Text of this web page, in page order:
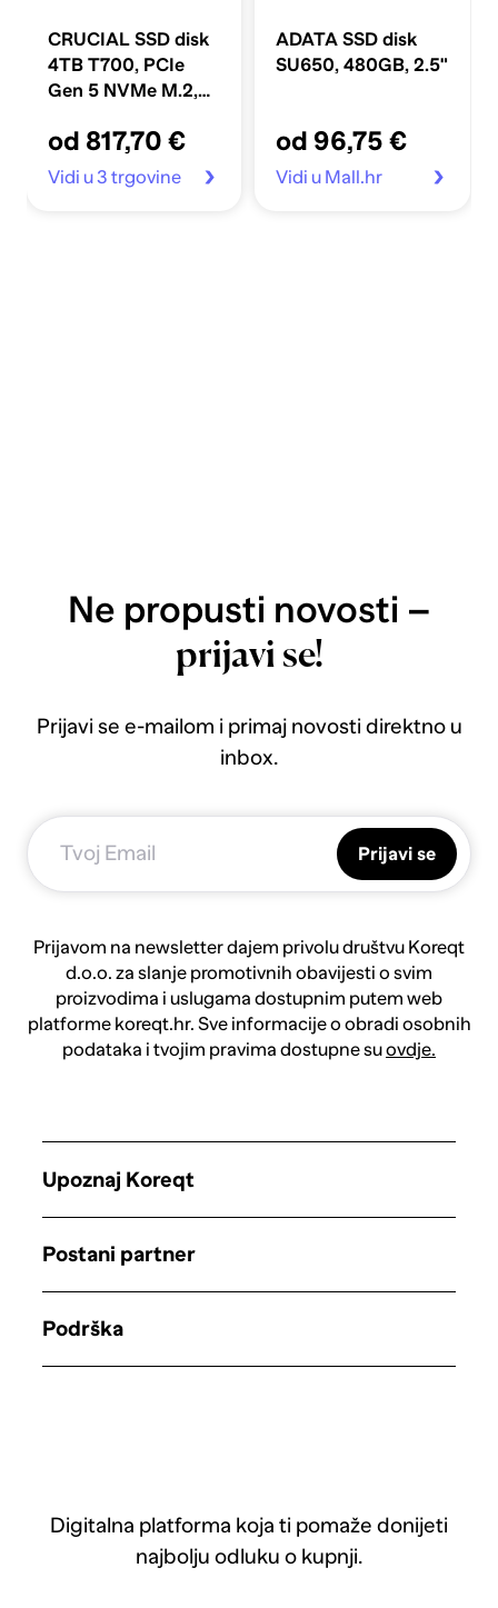
CRUCIAL SSD disk
4TB T700, PCIe
Gen 5 NVMe M.2,
MB/s
od 817,70 €
Vidi u 3 trgovine
ADATA SSD disk
SU650, 480GB, 2.5"
od 96,75 €
Vidi u Mall.hr
Ne propusti novosti –
prijavi se!
Prijavi se e-mailom i primaj novosti direktno u
inbox.
Prijavi se
Prijavom na newsletter dajem privolu društvu Koreqt
d.o.o. za slanje promotivnih obavijesti o svim
proizvodima i uslugama dostupnim putem web
platforme koreqt.hr. Sve informacije o obradi osobnih
podataka i tvojim pravima dostupne suovdje.
Digitalna platforma koja ti pomaže donijeti
najbolju odluku o kupnji.
Upoznaj Koreqt
Postani partner
Podrška